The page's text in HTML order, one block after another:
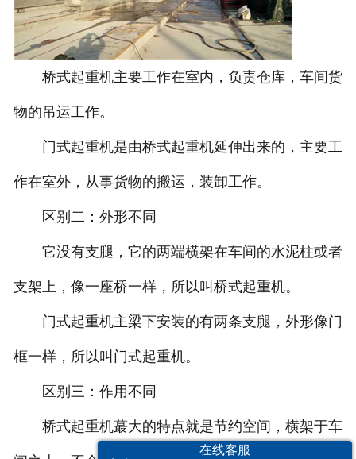
桥式起重机主要工作在室内，负责仓库，车间货
物的吊运工作。
门式起重机是由桥式起重机延伸出来的，主要工
作在室外，从事货物的搬运，装卸工作。
区别二：外形不同
它没有支腿，它的两端横架在车间的水泥柱或者
支架上，像一座桥一样，所以叫桥式起重机。
门式起重机主梁下安装的有两条支腿，外形像门
框一样，所以叫门式起重机。
区别三：作用不同
桥式起重机蕞大的特点就是节约空间，横架于车
在线客服